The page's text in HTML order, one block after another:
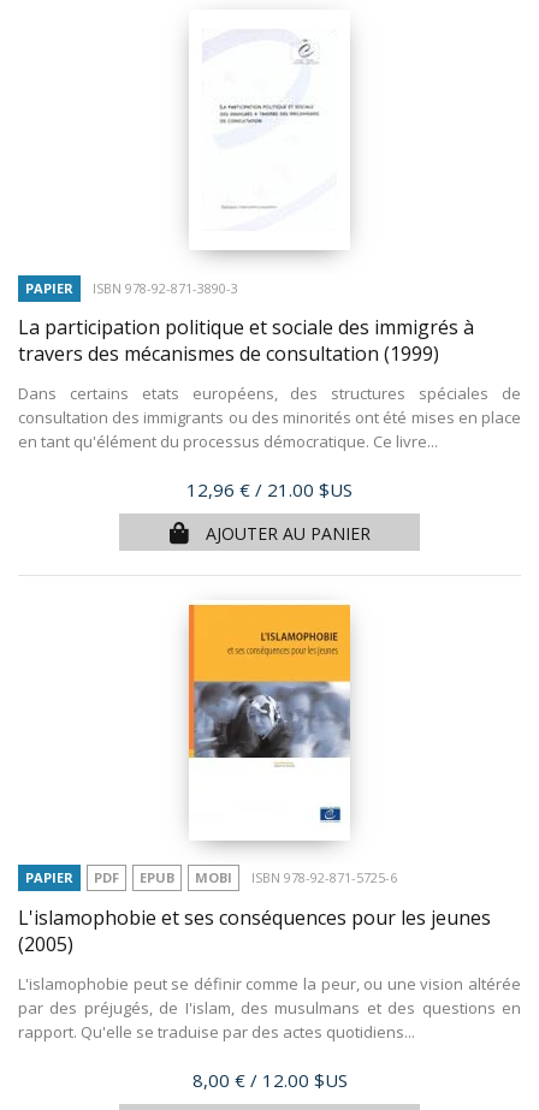
PAPIER ISBN 978-92-871-3890-3
La participation politique et sociale des immigrés à
travers des mécanismes de consultation (1999)
Dans certains etats européens, des structures spéciales de
consultation des immigrants ou des minorités ont été mises en place
en tant qu'élément du processus démocratique. Ce livre...
Prix
12,96 € / 21.00 $US
AJOUTER AU PANIER
PAPIER PDF EPUB MOBI ISBN 978-92-871-5725-6
L'islamophobie et ses conséquences pour les jeunes
(2005)
L'islamophobie peut se définir comme la peur, ou une vision altérée
par des préjugés, de I'islam, des musulmans et des questions en
rapport. Qu'elle se traduise par des actes quotidiens...
Prix
8,00 € / 12.00 $US